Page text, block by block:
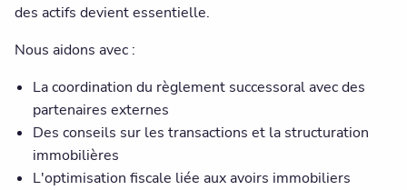
des actifs devient essentielle.
Nous aidons avec :
La coordination du règlement successoral avec des
partenaires externes
Des conseils sur les transactions et la structuration
immobilières
L'optimisation fiscale liée aux avoirs immobiliers